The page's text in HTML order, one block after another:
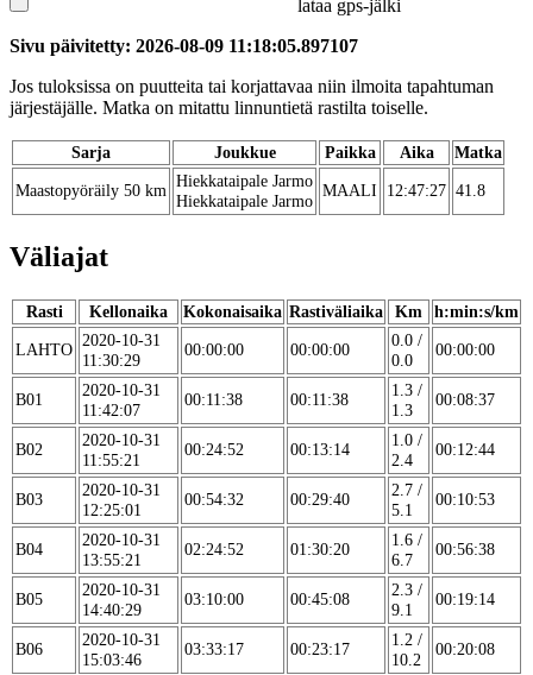
lataa gps-jälki
Sivu päivitetty: 2026-08-09 11:18:05.897107
Jos tuloksissa on puutteita tai korjattavaa niin ilmoita tapahtuman
järjestäjälle. Matka on mitattu linnuntietä rastilta toiselle.
Sarja Joukkue Paikka Aika
Matka
Maastopyöräily 50 km Hiekkataipale Jarmo
Hiekkataipale Jarmo
MAALI 12:47:27 41.8
Väliajat
Rasti Kellonaika Kokonaisaika Rastiväliaika Km
h:min:s/km
LAHTO 2020-10-31
11:30:29
00:00:00 00:00:00
0.0 /
0.0
00:00:00
B01
2020-10-31
11:42:07
00:11:38 00:11:38
1.3 /
1.3
00:08:37
B02
2020-10-31
11:55:21
00:24:52 00:13:14
1.0 /
2.4
00:12:44
B03
2020-10-31
12:25:01
00:54:32 00:29:40
2.7 /
5.1
00:10:53
B04
2020-10-31
13:55:21
02:24:52 01:30:20
1.6 /
6.7
00:56:38
B05
2020-10-31
14:40:29
03:10:00 00:45:08
2.3 /
9.1
00:19:14
B06
2020-10-31
15:03:46
03:33:17 00:23:17
1.2 /
10.2
00:20:08